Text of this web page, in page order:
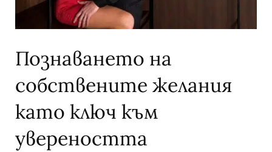
Познаването на
собствените желания
като ключ към
увереността